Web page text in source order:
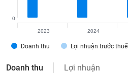
Doanh thu Lợi nhuận trước thuế
0
2023 2024
Doanh thu Lợi nhuận